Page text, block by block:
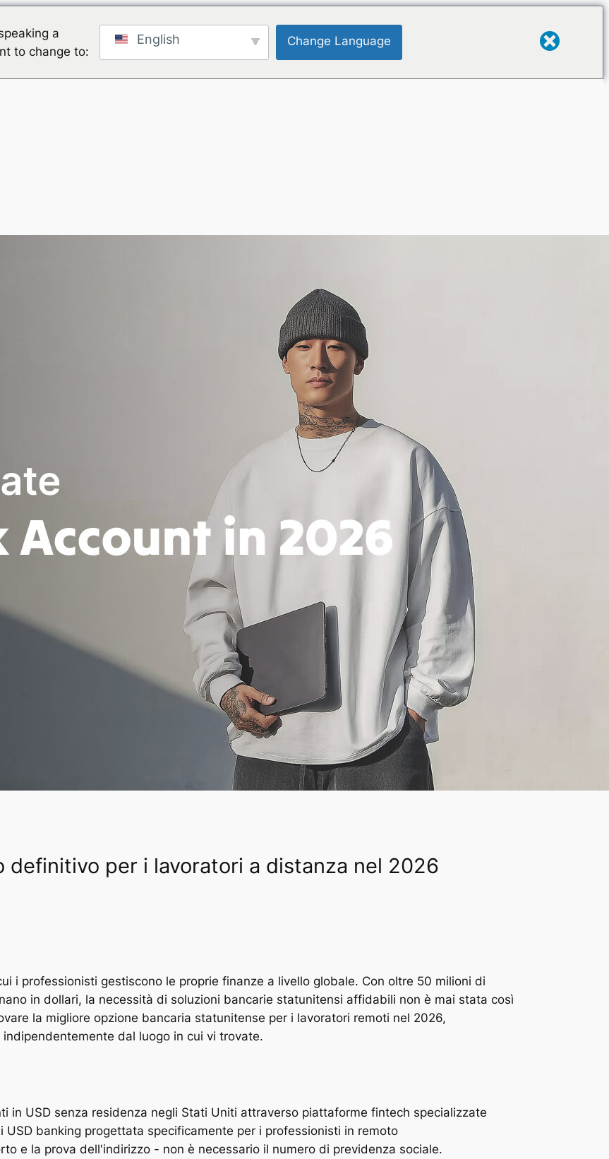
a
to change to:
English Change Language
definitivo per i lavoratori a distanza nel 2026
i professionisti gestiscono le proprie finanze a livello globale. Con oltre 50 milioni di
in dollari, la necessità di soluzioni bancarie statunitensi affidabili non è mai stata così
la migliore opzione bancaria statunitense per i lavoratori remoti nel 2026,
dal luogo in cui vi trovate.
in USD senza residenza negli Stati Uniti attraverso piattaforme fintech specializzate
banking progettata specificamente per i professionisti in remoto
e la prova dell'indirizzo - non è necessario il numero di previdenza sociale.